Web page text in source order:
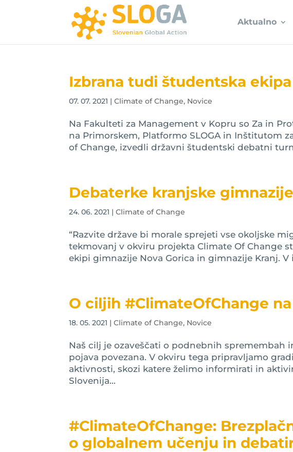
Aktualno
Izbrana tudi študentska
07. 07. 2021 |Climate of Change, Novice
Na Fakulteti za Management v Kopru so Za in
na Primorskem, Platformo SLOGA in Inštitutom
of Change, izvedli državni študentski debatni
Debaterke kranjske
24. 06. 2021 |Climate of Change
“Razvite države bi morale sprejeti vse okoljske
tekmovanj v okviru projekta Climate Of Change
ekipi gimnazije Nova Gorica in gimnazije Kranj.
O ciljih #ClimateOfChange
18. 05. 2021 |Climate of Change, Novice
Naš cilj je ozaveščati o podnebnih spremembah
pojava povezana. V okviru tega pripravljamo
aktivnosti, skozi katere želimo informirati in
Slovenija...
#ClimateOfChange:
o globalnem učenju in